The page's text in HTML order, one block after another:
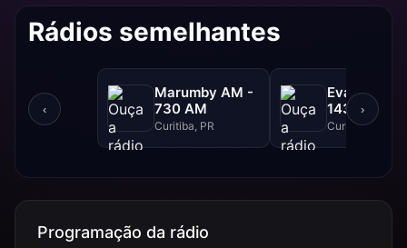
Rádios semelhantes
‹
Marumby AM -
730 AM
Curitiba, PR
Evangelizar
1430 AM -
1430 AM
Curitiba, PR
›
Programação da rádio